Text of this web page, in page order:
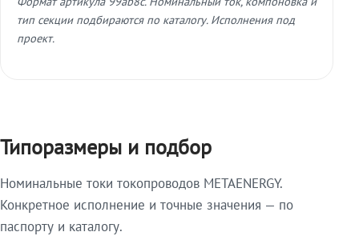
тип секции подбираются по каталогу. Исполнения под
проект.
Типоразмеры и подбор
Номинальные токи токопроводов METAENERGY.
Конкретное исполнение и точные значения — по
паспорту и каталогу.